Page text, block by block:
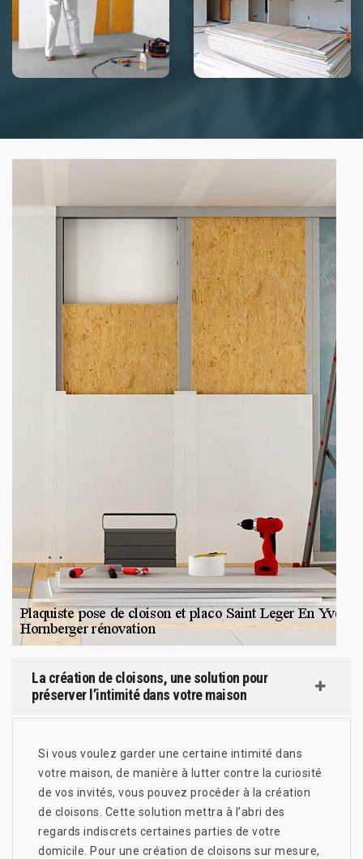
La création de cloisons, une solution pour
préserver l’intimité dans votre maison
Si vous voulez garder une certaine intimité dans
votre maison, de manière à lutter contre la curiosité
de vos invités, vous pouvez procéder à la création
de cloisons. Cette solution mettra à l’abri des
regards indiscrets certaines parties de votre
domicile. Pour une création de cloisons sur mesure,